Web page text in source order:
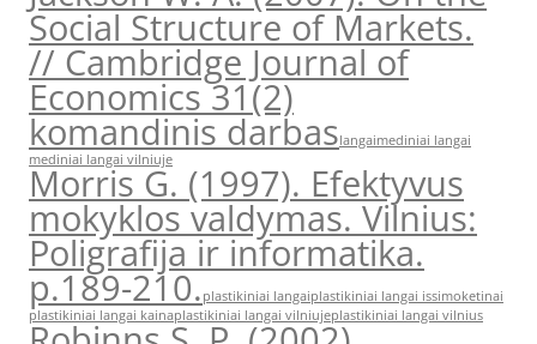
Social Structure of Markets.
// Cambridge Journal of
Economics 31(2)
komandinis darbaslangaimediniai langai
mediniai langai vilniuje
Morris G. (1997). Efektyvus
mokyklos valdymas. Vilnius:
Poligrafija ir informatika.
p.189-210. plastikiniai langaiplastikiniai langai issimoketinai
plastikiniai langai kainaplastikiniai langai vilniujeplastikiniai langai vilnius